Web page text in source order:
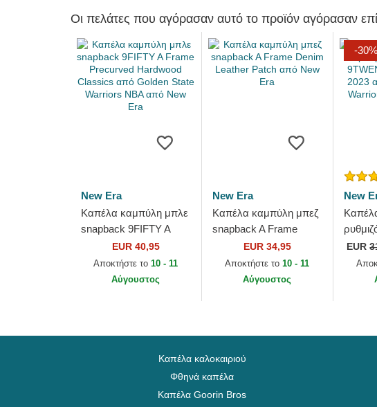
Οι πελάτες που αγόρασαν αυτό το προϊόν αγόρασαν
New Era
Καπέλα καμπύλη μπλε
snapback 9FIFTY A
Frame Precurved
Hardwood Classics από
Golden State Warriors...
EUR 40,95
Αποκτήστε το10 - 11
Αύγουστος
New Era
Καπέλα καμπύλη μπεζ
snapback A Frame
Denim Leather Patch
από New Era
EUR 34,95
Αποκτήστε το10 - 11
Αύγουστος
-30%
New
2023
EUR
Καπέλα καλοκαιριού
Φθηνά καπέλα
Καπέλα Goorin Bros